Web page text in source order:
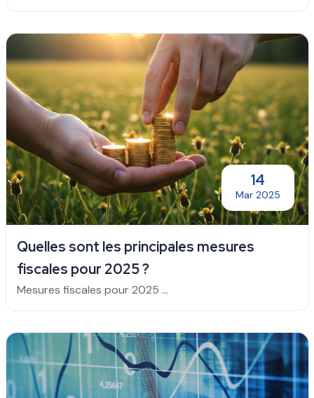
14
Mar 2025
Quelles sont les principales mesures
fiscales pour 2025 ?
Mesures fiscales pour 2025 ...